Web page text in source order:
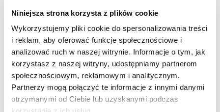
Niniejsza strona korzysta z plików cookie
Wykorzystujemy pliki cookie do spersonalizowania treści
i reklam, aby oferować funkcje społecznościowe i
analizować ruch w naszej witrynie. Informacje o tym, jak
korzystasz z naszej witryny, udostępniamy partnerom
społecznościowym, reklamowym i analitycznym.
Partnerzy mogą połączyć te informacje z innymi danymi
otrzymanymi od Ciebie lub uzyskanymi podczas
Co zrobić, gdy soczewka utknie w